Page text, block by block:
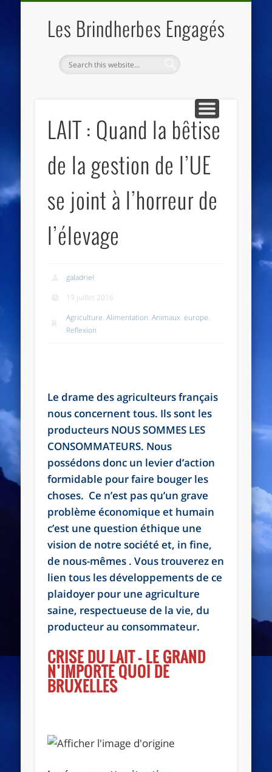
Les Brindherbes Engagés
LAIT : Quand la bêtise
de la gestion de l’UE
se joint à l’horreur de
l’élevage
galadriel
19 juillet 2016
Agriculture,Alimentation,Animaux,europe,
Reflexion
Le drame des agriculteurs français
nous concernent tous. Ils sont les
producteurs NOUS SOMMES LES
CONSOMMATEURS. Nous
possédons donc un levier d’action
formidable pour faire bouger les
choses. Ce n’est pas qu’un grave
problème économique et humain
c’est une question éthique une
vision de notre société et, in fine,
de nous-mêmes . Vous trouverez en
lien tous les développements de ce
plaidoyer pour une agriculture
saine, respectueuse de la vie, du
producteur au consommateur.
CRISE DU LAIT – LE GRAND
N’IMPORTE QUOI DE
BRUXELLES